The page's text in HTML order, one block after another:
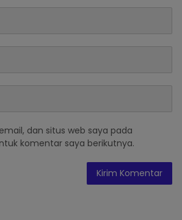
dan situs web saya pada
komentar saya berikutnya.